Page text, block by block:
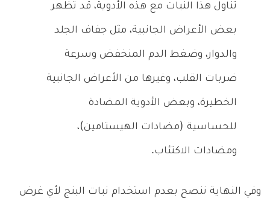
تناول هذا النبات مع هذه الأدوية، قد تظهر
بعض الأعراض الجانبية، مثل جفاف الجلد
والدوار، وضغط الدم المنخفض وسرعة
ضربات القلب، وغيرها من الأعراض الجانبية
الخطيرة، وبعض الأدوية المضادة
للحساسية (مضادات الهيستامين)،
ومضادات الاكتئاب.
وفي النهاية ننصح بعدم استخدام نبات البنج لأي غرض